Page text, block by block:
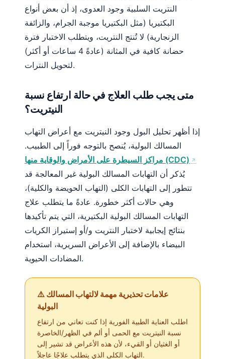
النتريت السلبية وجود العدوى، إذ أن بعض أنواع
البكتيريا (مثل البكتيريا موجبة الجرام، والزائفة
الزنجارية) لا تُنتج النتريت، ويتطلب الاختبار فترة
حضانة كافية في المثانة (عادةً 4 ساعات أو أكثر)
لتحويل النترات.
متى يجب طلب العلاج في حالة ارتفاع نسبة
النيتريت؟
إذا أظهر تحليل البول وجود النيتريت مع أعراض التهاب
المسالك البولية، يُنصح بالتوجه فوراً إلى الطبيب.
مراكز السيطرة على الأمراض والوقاية منها (CDC)
يُذكر أن التهابات المسالك البولية غير المعالجة قد
تتطور إلى التهابات الكلى (التهاب الحويضة والكلية)،
وهي حالات أكثر خطورة. عادةً ما يتطلب علاج
التهابات المسالك البولية البكتيرية، التي يتم تأكيدها
بنتائج إيجابية لاختبار النتريت و/أو إستيراز الكريات
البيضاء بالإضافة إلى الأعراض السريرية، استخدام
المضادات الحيوية.
⚠️ علامات تحذيرية مهمة لالتهاب المسالك
البولية
اطلب العناية الطبية الفورية إذا كنت تعاني من ارتفاع
نسبة النيتريت مع الحمى أو ألم في الظهر/الخاصرة
أو الغثيان أو القيء، لأن هذه الأعراض قد تشير إلى
التهاب الكلى الذي يتطلب علاجًا عاجلاً.